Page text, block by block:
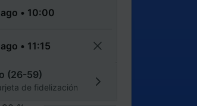
(26-59)
de fidelización